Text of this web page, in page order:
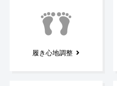
履き心地調整